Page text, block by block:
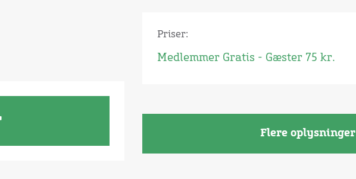
Priser:
Medlemmer Gratis - Gæster 75 kr.
Flere oplysninger